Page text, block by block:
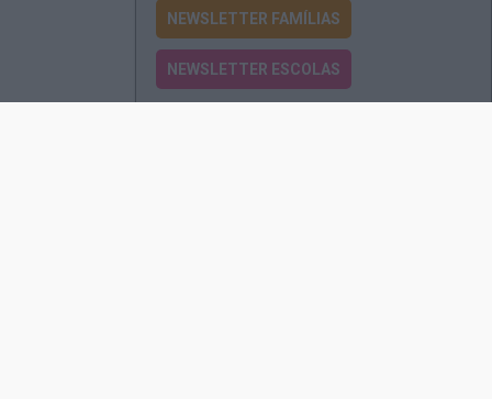
NEWSLETTER FAMÍLIAS
NEWSLETTER ESCOLAS